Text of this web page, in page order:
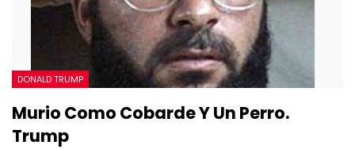
DONALD TRUMP
Murio Como Cobarde Y Un Perro.
Trump